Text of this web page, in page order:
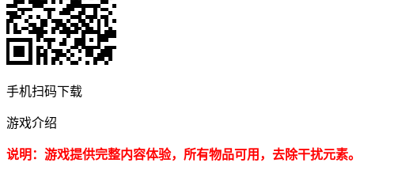
手机扫码下载
游戏介绍
说明：游戏提供完整内容体验，所有物品可用，去除干扰元素。